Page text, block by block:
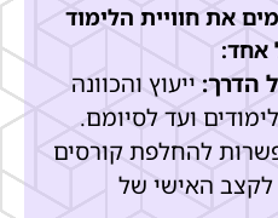
את חוויית הלימוד
אחד:
הדרך: ייעוץ והכוונה
ועד לסיומם.
להחלפת קורסים
האישי של